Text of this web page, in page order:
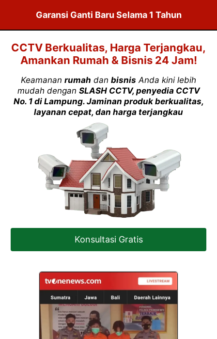
Garansi Ganti Baru Selama 1 Tahun
CCTV Berkualitas, Harga Terjangkau,
Amankan Rumah & Bisnis 24 Jam!
Keamanan rumah dan bisnis Anda kini lebih
mudah dengan SLASH CCTV, penyedia CCTV
No. 1 di Lampung. Jaminan produk berkualitas,
layanan cepat, dan harga terjangkau
Konsultasi Gratis